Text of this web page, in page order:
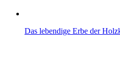
Das lebendige Erbe der